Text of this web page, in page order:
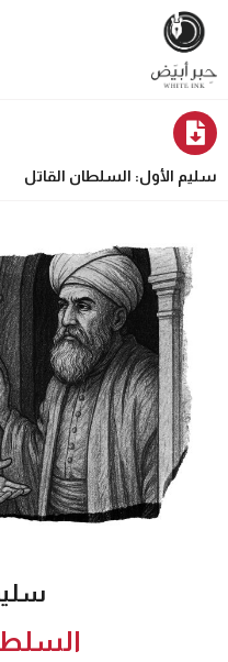
سليم الأول: السلطان القاتل